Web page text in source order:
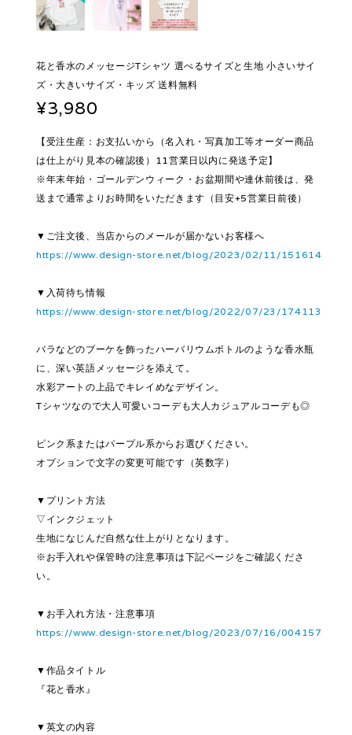
花と香水のメッセージTシャツ 選べるサイズと生地 小さいサイ
ズ・大きいサイズ・キッズ 送料無料
¥3,980
【受注生産：お支払いから（名入れ・写真加工等オーダー商品
は仕上がり見本の確認後）11営業日以内に発送予定】
※年末年始・ゴールデンウィーク・お盆期間や連休前後は、発
送まで通常よりお時間をいただきます（目安+5営業日前後）
▼ご注文後、当店からのメールが届かないお客様へ
https://www.design-store.net/blog/2023/02/11/151614
▼入荷待ち情報
https://www.design-store.net/blog/2022/07/23/174113
バラなどのブーケを飾ったハーバリウムボトルのような香水瓶
に、深い英語メッセージを添えて。
水彩アートの上品でキレイめなデザイン。
Tシャツなので大人可愛いコーデも大人カジュアルコーデも◎
ピンク系またはパープル系からお選びください。
オプションで文字の変更可能です（英数字）
▼プリント方法
▽インクジェット
生地になじんだ自然な仕上がりとなります。
※お手入れや保管時の注意事項は下記ページをご確認くださ
い。
▼お手入れ方法・注意事項
https://www.design-store.net/blog/2023/07/16/004157
▼作品タイトル
『花と香水』
▼英文の内容